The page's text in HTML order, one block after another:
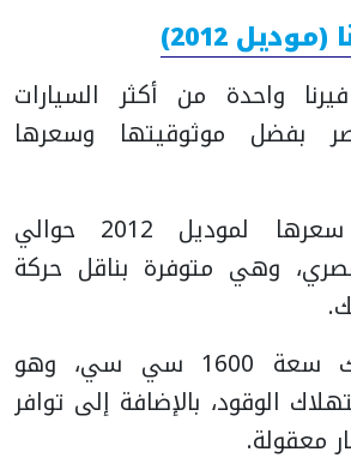
2012)
واحدة من أكثر السيارات
بفضل موثوقيتها وسعرها
ويبلغ متوسط سعرها لموديل 2012 حوالي
مصري، وهي متوفرة بناقل حركة
كما تتميز بمحرك سعة 1600 سي سي، وهو
الوقود، بالإضافة إلى توافر
معقولة.